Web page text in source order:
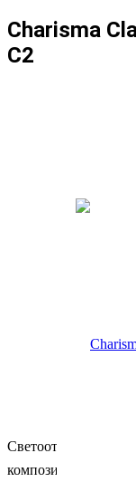
Charisma
C2
композит на основе